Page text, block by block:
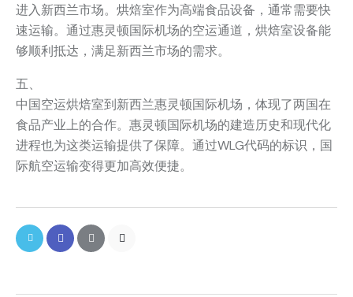
进入新西兰市场。烘焙室作为高端食品设备，通常需要快
速运输。通过惠灵顿国际机场的空运通道，烘焙室设备能
够顺利抵达，满足新西兰市场的需求。
五、
中国空运烘焙室到新西兰惠灵顿国际机场，体现了两国在
食品产业上的合作。惠灵顿国际机场的建造历史和现代化
进程也为这类运输提供了保障。通过WLG代码的标识，国
际航空运输变得更加高效便捷。